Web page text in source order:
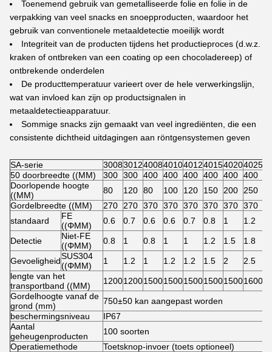
Toenemend gebruik van gemetalliseerde folie en folie in de
verpakking van veel snacks en snoepproducten, waardoor het
gebruik van conventionele metaaldetectie moeilijk wordt
Integriteit van de producten tijdens het productieproces (d.w.z.
kraken of ontbreken van een coating op een chocoladereep) of
ontbrekende onderdelen
De producttemperatuur varieert over de hele verwerkingslijn,
wat van invloed kan zijn op productsignalen in
metaaldetectieapparatuur.
Sommige snacks zijn gemaakt van veel ingrediënten, die een
consistente dichtheid uitdagingen aan röntgensystemen geven
SA-serie 30083012400840104012401540204025
50 doorbreedte ((MM)
300 300 400 400 400 400 400 400
Doorlopende hoogte
((MM)
80 120 80 100 120 150 200
250
Gordelbreedte ((MM)
270 270 370 370 370 370 370 370
standaard
FE
((ΦMM)
0.6 0.7 0.6 0.6 0.7 0.8 1 1.2
Detectie
Niet-FE
((ΦMM)
0.8 1 0.8 1 1 1.2 1.5 1.8
GevoeligheidSUS304
((ΦMM)
1 1.2 1 1.2 1.2 1.5 2
2.5
lengte van het
transportband ((MM)
12001200150015001500150015001600
Gordelhoogte vanaf de
grond (mm)
750±50 kan aangepast worden
beschermingsniveau
IP67
Aantal
geheugenproducten
100 soorten
Operatiemethode
Toetsknop-invoer (toets optioneel)